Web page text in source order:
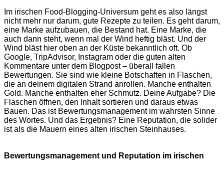
Im irischen Food-Blogging-Universum geht es also längst
nicht mehr nur darum, gute Rezepte zu teilen. Es geht darum,
eine Marke aufzubauen, die Bestand hat. Eine Marke, die
auch dann steht, wenn mal der Wind heftig bläst. Und der
Wind bläst hier oben an der Küste bekanntlich oft. Ob
Google, TripAdvisor, Instagram oder die guten alten
Kommentare unter dem Blogpost – überall fallen
Bewertungen. Sie sind wie kleine Botschaften in Flaschen,
die an deinem digitalen Strand anrollen. Manche enthalten
Gold. Manche enthalten eher Schmutz. Deine Aufgabe? Die
Flaschen öffnen, den Inhalt sortieren und daraus etwas
Bauen. Das ist Bewertungsmanagement im wahrsten Sinne
des Wortes. Und das Ergebnis? Eine Reputation, die solider
ist als die Mauern eines alten irischen Steinhauses.
Bewertungsmanagement und Reputation im irischen